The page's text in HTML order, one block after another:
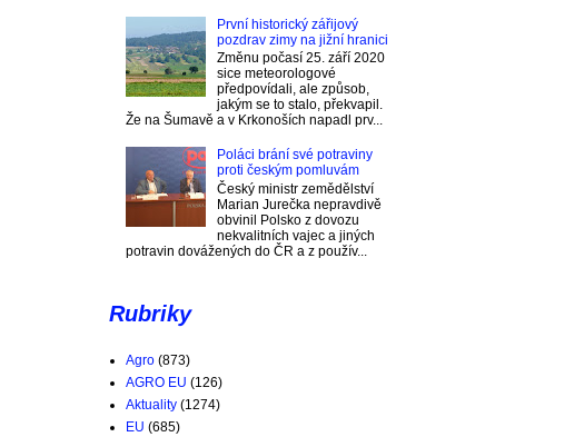
První historický zářijový
pozdrav zimy na jižní hranici
Změnu počasí 25. září 2020
sice meteorologové
předpovídali, ale způsob,
jakým se to stalo, překvapil.
Že na Šumavě a v Krkonoších napadl prv...
Poláci brání své potraviny
proti českým pomluvám
Český ministr zemědělství
Marian Jurečka nepravdivě
obvinil Polsko z dovozu
nekvalitních vajec a jiných
potravin dovážených do ČR a z použív...
Rubriky
Agro (873)
AGRO EU (126)
Aktuality (1274)
EU (685)